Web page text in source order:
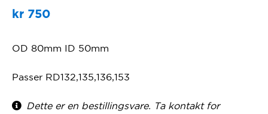
kr750
OD 80mm ID 50mm
Passer RD132,135,136,153
Dette er en bestillingsvare. Ta kontakt for